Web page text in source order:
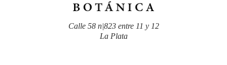
Calle 58 n|823 entre 11 y 12
La Plata